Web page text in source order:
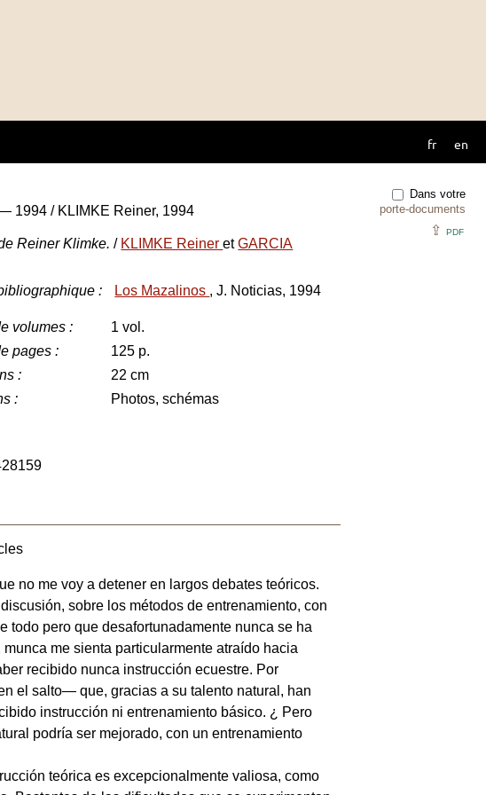
fr en
Dans votre
porte-documents
⇪ PDF
1994 / KLIMKE Reiner, 1994
Reiner Klimke./ KLIMKE ReineretGARCIA
: Los Mazalinos , J. Noticias, 1994
volumes :
1 vol.
pages :
125 p.
:
22 cm
: Photos, schémas
no me voy a detener en largos debates teóricos.
sobre los métodos de entrenamiento, con
todo pero que desafortunadamente nunca se ha
me sienta particularmente atraído hacia
recibido nunca instrucción ecuestre. Por
el salto— que, gracias a su talento natural, han
instrucción ni entrenamiento básico. ¿ Pero
podría ser mejorado, con un entrenamiento
teórica es excepcionalmente valiosa, como